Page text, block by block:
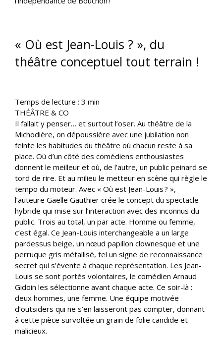
« Où est Jean-Louis ? », du
théâtre conceptuel tout terrain !
Temps de lecture : 3 min
THÉÂTRE & CO
Il fallait y penser… et surtout l’oser. Au théâtre de la
Michodière, on dépoussière avec une jubilation non
feinte les habitudes du théâtre où chacun reste à sa
place. Où d’un côté des comédiens enthousiastes
donnent le meilleur et où, de l’autre, un public peinard se
tord de rire. Et au milieu le metteur en scène qui règle le
tempo du moteur. Avec « Où est Jean-Louis ? »,
l’auteure Gaëlle Gauthier crée le concept du spectacle
hybride qui mise sur l’interaction avec des inconnus du
public. Trois au total, un par acte. Homme ou femme,
c’est égal. Ce Jean-Louis interchangeable a un large
pardessus beige, un nœud papillon clownesque et une
perruque gris métallisé, tel un signe de reconnaissance
secret qui s’évente à chaque représentation. Les Jean-
Louis se sont portés volontaires, le comédien Arnaud
Gidoin les sélectionne avant chaque acte. Ce soir-là :
deux hommes, une femme. Une équipe motivée
d’outsiders qui ne s’en laisseront pas compter, donnant
à cette pièce survoltée un grain de folie candide et
malicieux.